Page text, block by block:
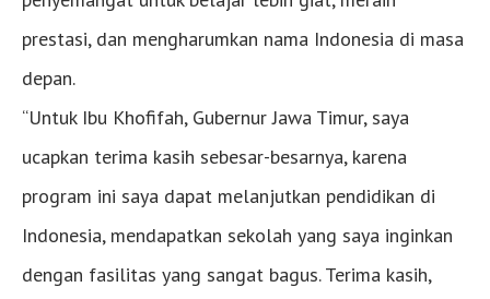
prestasi, dan mengharumkan nama Indonesia di masa
depan.
“Untuk Ibu Khofifah, Gubernur Jawa Timur, saya
ucapkan terima kasih sebesar-besarnya, karena
program ini saya dapat melanjutkan pendidikan di
Indonesia, mendapatkan sekolah yang saya inginkan
dengan fasilitas yang sangat bagus. Terima kasih,